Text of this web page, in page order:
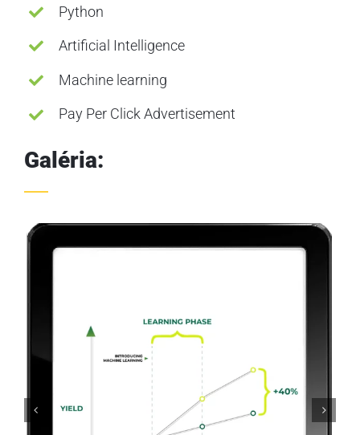
Python
Artificial Intelligence
Machine learning
Pay Per Click Advertisement
Galéria: